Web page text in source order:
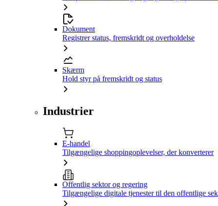
Dokument
Registrer status, fremskridt og overholdelse
Skærm
Hold styr på fremskridt og status
Industrier
E-handel
Tilgængelige shoppingoplevelser, der konverterer
Offentlig sektor og regering
Tilgængelige digitale tjenester til den offentlige